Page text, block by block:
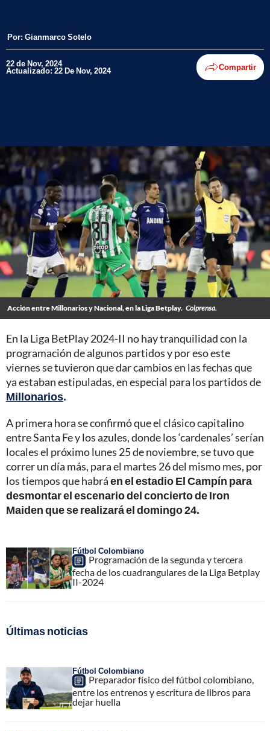
Por: Gianmarco Sotelo
22 de Nov, 2024
Actualizado: 22 De Nov, 2024 Compartir
Acción entre Millonarios y Nacional, en la Liga Betplay. Colprensa.
En la Liga BetPlay 2024-II no hay tranquilidad con la
programación de algunos partidos y por eso este
viernes se tuvieron que dar cambios en las fechas que
ya estaban estipuladas, en especial para los partidos de
Millonarios.
A primera hora se confirmó que el clásico capitalino
entre Santa Fe y los azules, donde los ‘cardenales’ serían
locales el próximo lunes 25 de noviembre, se tuvo que
correr un día más, para el martes 26 del mismo mes, por
los tiempos que habráen el estadio El Campín para
desmontar el escenario del concierto de Iron
Maiden que se realizará el domingo 24.
Fútbol Colombiano
Programación de la segunda y tercera
fecha de los cuadrangulares de la Liga Betplay
II-2024
Últimas noticias
Fútbol Colombiano
Preparador físico del fútbol colombiano,
entre los entrenos y escritura de libros para
dejar huella